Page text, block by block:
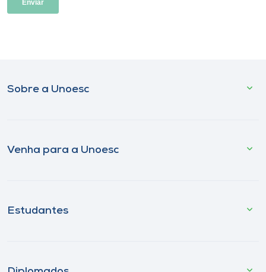
Sobre a Unoesc
Venha para a Unoesc
Estudantes